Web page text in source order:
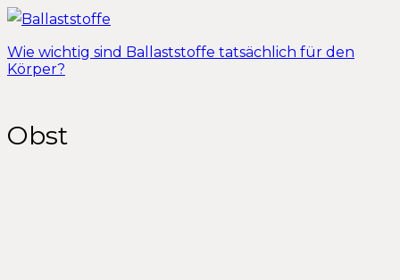
Wie wichtig sind Ballaststoffe tatsächlich für den
Körper?
Obst